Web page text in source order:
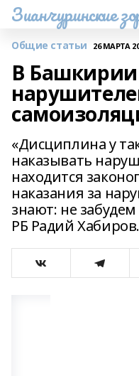
Зианчуринские
Общие статьи 26 МАРТА
В
«Дисциплина у
наказывать
находится
наказания за
знают: не
РБ Радий Хабиров.